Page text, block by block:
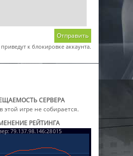
Отправить
к блокировке аккаунта.
СЕРВЕРА
этой игре не собирается.
РЕЙТИНГА